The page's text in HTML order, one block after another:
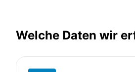
Welche Daten wir